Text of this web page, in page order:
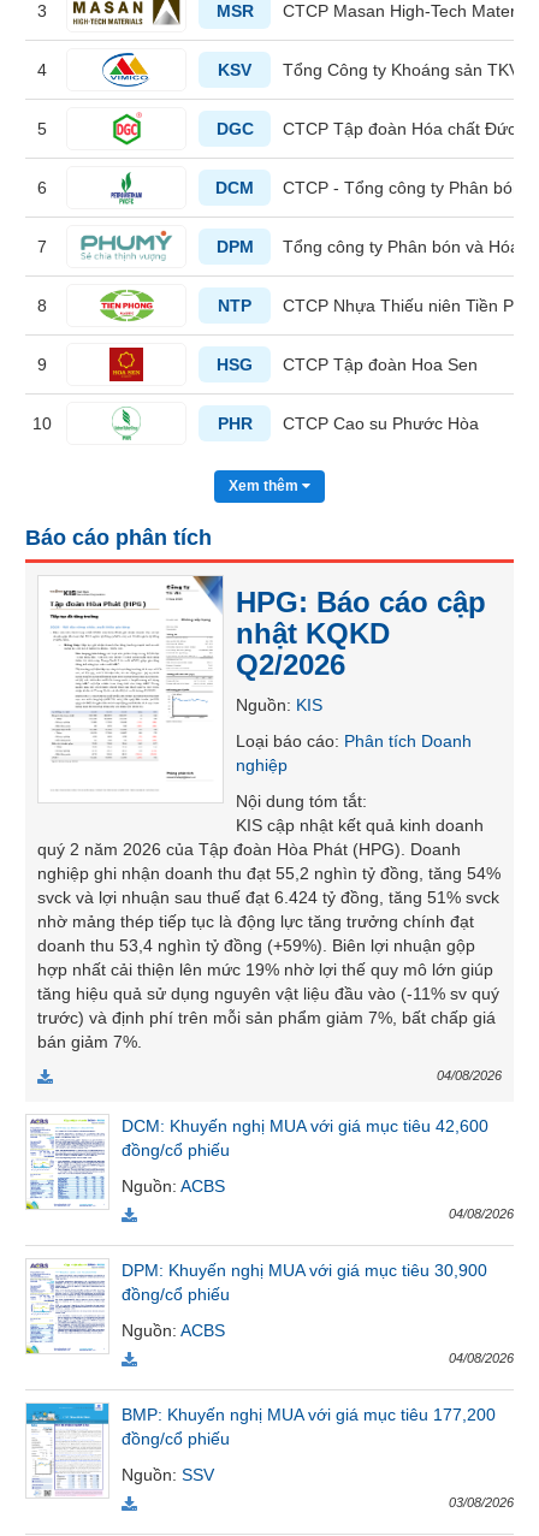
liệu
Tâm
3 MSR CTCP Masan High-Tech
4 KSV Tổng Công ty Khoáng sản TKV -
5 DGC CTCP Tập đoàn Hóa chất Đức
6 DCM CTCP - Tổng công ty Phân bón
7 DPM Tổng công ty Phân bón và Hóa
8 NTP CTCP Nhựa Thiếu niên Tiền
9 HSG CTCP Tập đoàn Hoa Sen
10 PHR CTCP Cao su Phước Hòa
Xem thêm
Báo cáo phân tích
HPG: Báo cáo cập
nhật KQKD
Q2/2026
Nguồn: KIS
Loại báo cáo: Phân tích Doanh
nghiệp
Nội dung tóm tắt:
KIS cập nhật kết quả kinh doanh
quý 2 năm 2026 của Tập đoàn Hòa Phát (HPG). Doanh
nghiệp ghi nhận doanh thu đạt 55,2 nghìn tỷ đồng, tăng 54%
svck và lợi nhuận sau thuế đạt 6.424 tỷ đồng, tăng 51% svck
nhờ mảng thép tiếp tục là động lực tăng trưởng chính đạt
doanh thu 53,4 nghìn tỷ đồng (+59%). Biên lợi nhuận gộp
hợp nhất cải thiện lên mức 19% nhờ lợi thế quy mô lớn giúp
tăng hiệu quả sử dụng nguyên vật liệu đầu vào (-11% sv quý
trước) và định phí trên mỗi sản phẩm giảm 7%, bất chấp giá
bán giảm 7%.
04/08/2026
DCM: Khuyến nghị MUA với giá mục tiêu 42,600
đồng/cổ phiếu
Nguồn:ACBS
04/08/2026
DPM: Khuyến nghị MUA với giá mục tiêu 30,900
đồng/cổ phiếu
Nguồn:ACBS
04/08/2026
BMP: Khuyến nghị MUA với giá mục tiêu 177,200
đồng/cổ phiếu
Nguồn:SSV
03/08/2026
DÙNG
KHÔNG
THIẾT
YẾU
TIÊU
DÙNG
CHĂM
SÓC
SỨC
KHỎE
TÀI
CHÍNH
CÔNG
NGHỆ
THÔNG
TIN
DỊCH
TRUYỀN
THÔNG
TIỆN
ÍCH
BẤT
ĐỘNG
SẢN